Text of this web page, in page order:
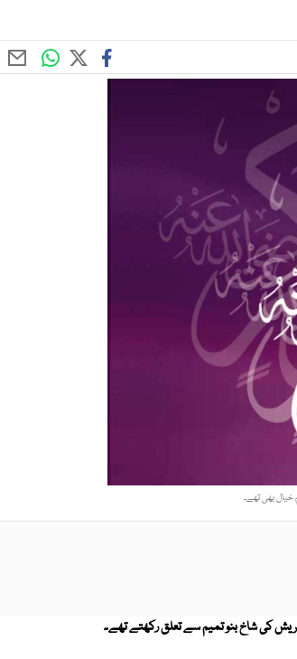
خیال بھی تھے۔
قریش کی شاخ بنو تمیم سے تعلق رکھتے تھے۔